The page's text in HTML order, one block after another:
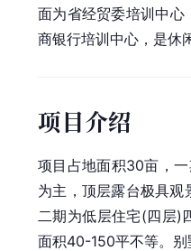
面为省经贸委培训中心
商银行培训中心，是休
项目介绍
项目占地面积30亩，
为主，顶层露台极具观
二期为低层住宅(四层)
面积40-150平不等。